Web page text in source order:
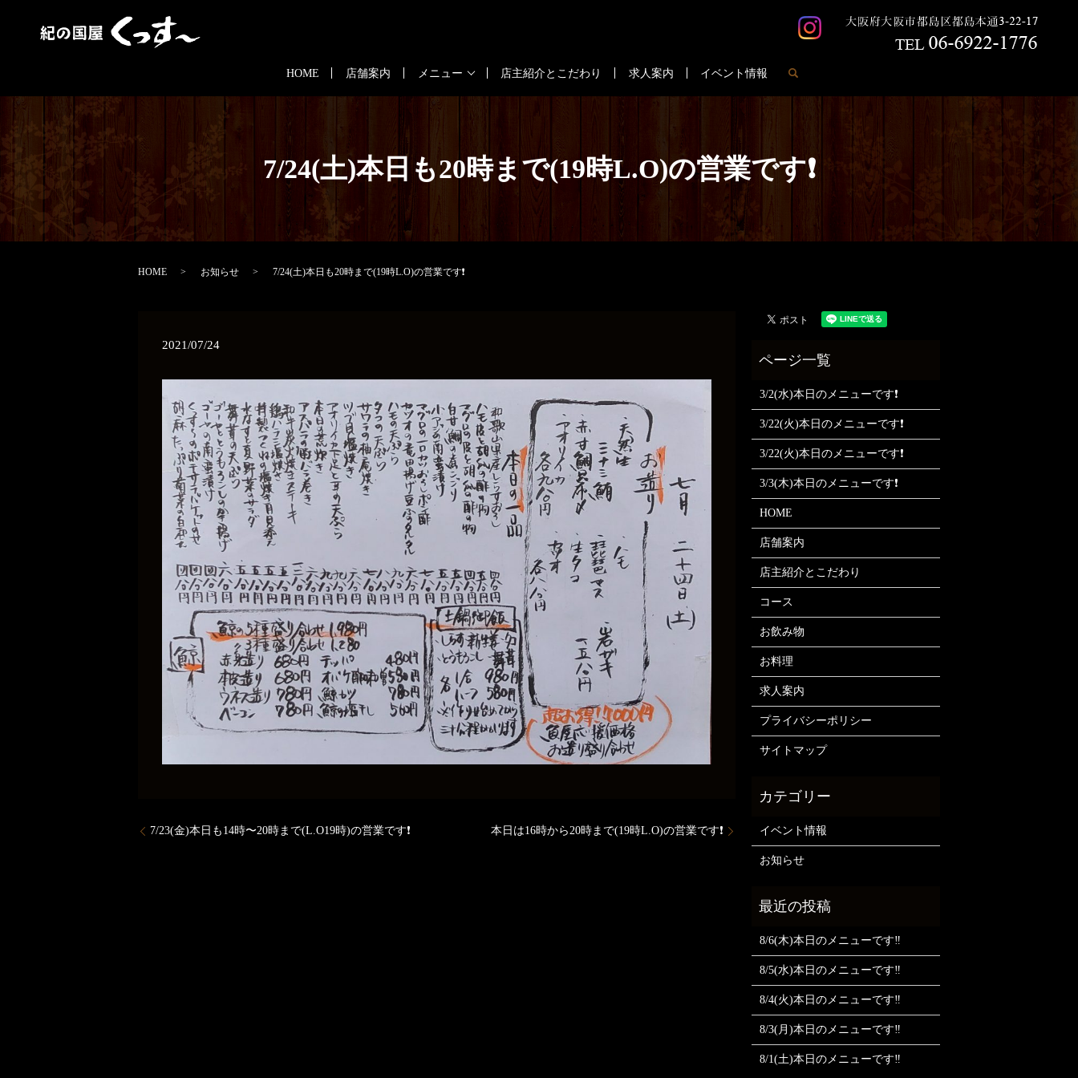
HOME 店舗案内 メニュー 店主紹介とこだわり 求人案内 イベント情報
7/24(土)本日も20時まで(19時L.O)の営業です❗
HOME お知らせ 7/24(土)本日も20時まで(19時L.O)の営業です❗
2021/07/24
7/23(金)本日も14時〜20時まで(L.O19時)の営業です❗ 本日は16時から20時まで(19時L.O)の営業です❗
3/2(水)本日のメニューです❗
3/22(火)本日のメニューです❗
3/22(火)本日のメニューです❗
3/3(木)本日のメニューです❗
HOME
店舗案内
店主紹介とこだわり
コース
お飲み物
お料理
求人案内
プライバシーポリシー
サイトマップ
イベント情報
お知らせ
8/6(木)本日のメニューです‼️
8/5(水)本日のメニューです‼️
8/4(火)本日のメニューです‼️
8/3(月)本日のメニューです‼️
8/1(土)本日のメニューです‼️